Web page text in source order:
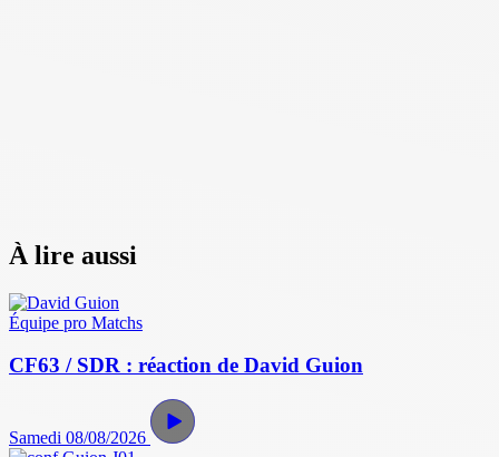
À lire aussi
Équipe pro Matchs
CF63 / SDR : réaction de David Guion
Samedi 08/08/2026